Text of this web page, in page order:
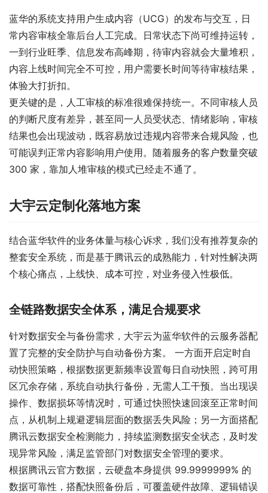
蓝华的系统支持用户生成内容（UCG）的发布与交互，日
常内容审核全靠后台人工完成。日常状态下尚可维持运转，
一到行业旺季、信息发布高峰期，待审内容就会大量堆积，
内容上线时间完全不可控，用户需要长时间等待审核结果，
体验大打折扣。
更关键的是，人工审核的标准很难保持统一。不同审核人员
的判断尺度有差异，甚至同一人员受状态、情绪影响，审核
结果也会出现波动，既容易放过违规内容带来合规风险，也
可能误判正常内容影响用户使用。随着服务的客户数量突破
300 家，靠加人堆审核的模式已经走不通了。
大宇云定制化落地方案
结合蓝华软件的业务体量与核心诉求，我们没有推荐复杂的
整套安全系统，而是基于腾讯云的成熟能力，针对性解决两
个核心痛点，上线快、成本可控，对业务侵入性极低。
全链路数据安全体系，满足合规要求
针对数据安全与备份需求，大宇云为蓝华软件的云服务器配
置了完整的安全防护与自动备份方案。 一方面开启定时自
动快照策略，根据数据更新频率设置每日自动快照，跨可用
区冗余存储，系统自动执行备份，无需人工干预。当出现误
操作、数据损坏等情况时，可通过快照快速回滚至正常时间
点，从机制上规避逻辑层面的数据丢失风险；另一方面搭配
腾讯云数据安全检测能力，持续监测数据安全状态，及时发
现异常风险，满足监管部门对数据安全管理的要求。
根据腾讯云官方数据，云硬盘本身提供 99.9999999% 的
数据可靠性，搭配快照备份后，可覆盖硬件故障、逻辑错误